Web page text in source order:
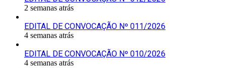
2 semanas atrás
EDITAL DE CONVOCAÇÃO Nº 011/2026
4 semanas atrás
EDITAL DE CONVOCAÇÃO Nº 010/2026
4 semanas atrás